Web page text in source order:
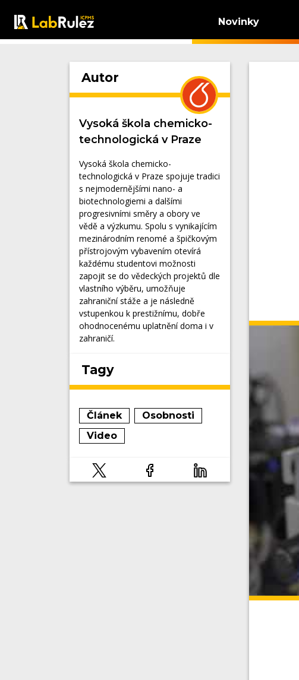
Novinky
Autor
Vysoká škola chemicko-
technologická v Praze
Vysoká škola chemicko-
technologická v Praze spojuje tradici
s nejmodernějšími nano- a
biotechnologiemi a dalšími
progresivními směry a obory ve
vědě a výzkumu. Spolu s vynikajícím
mezinárodním renomé a špičkovým
přístrojovým vybavením otevírá
každému studentovi možnosti
zapojit se do vědeckých projektů dle
vlastního výběru, umožňuje
zahraniční stáže a je následně
vstupenkou k prestižnímu, dobře
ohodnocenému uplatnění doma i v
zahraničí.
Tagy
Článek
Osobnosti
Video